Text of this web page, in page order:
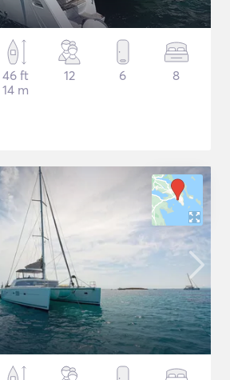
46 ft
14 m
12 6 8